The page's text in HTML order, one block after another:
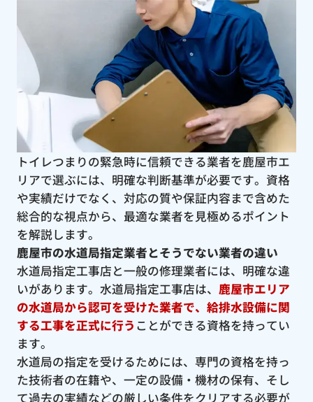
トイレつまりの緊急時に信頼できる業者を鹿屋市エ
リアで選ぶには、明確な判断基準が必要です。資格
や実績だけでなく、対応の質や保証内容まで含めた
総合的な視点から、最適な業者を見極めるポイント
を解説します。
鹿屋市の水道局指定業者とそうでない業者の違い
水道局指定工事店と一般の修理業者には、明確な違
いがあります。水道局指定工事店は、 鹿屋市エリア
の水道局から認可を受けた業者で、給排水設備に関
する工事を正式に行う ことができる資格を持ってい
ます。
水道局の指定を受けるためには、専門の資格を持っ
た技術者の在籍や、一定の設備・機材の保有、そし
て過去の実績などの厳しい条件をクリアする必要が